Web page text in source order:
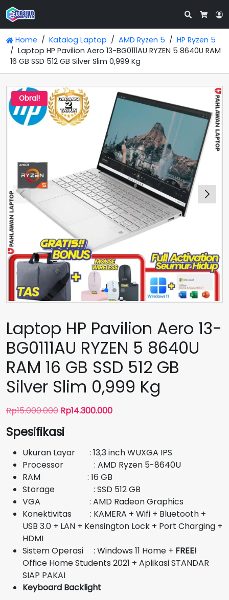
Search
Home Katalog Laptop AMD Ryzen 5
HP Ryzen 5
Laptop HP Pavilion Aero 13-BG0111AU RYZEN 5 8640U RAM
16 GB SSD 512 GB Silver Slim 0,999 Kg
Obral!
Laptop HP Pavilion Aero 13-
BG0111AU RYZEN 5 8640U
RAM 16 GB SSD 512 GB
Silver Slim 0,999 Kg
Rp15.000.000 Harga
adalah:
Rp15.000.000.
Rp14.300.000Harga
adalah:
Rp14.300.000.
Spesifikasi
Ukuran Layar : 13,3 inch WUXGA IPS
Processor : AMD Ryzen 5-8640U
RAM : 16 GB
Storage : SSD 512 GB
VGA : AMD Radeon Graphics
Konektivitas : KAMERA + Wifi + Bluetooth +
USB 3.0 + LAN + Kensington Lock + Port Charging +
HDMI
Sistem Operasi : Windows 11 Home + FREE!
Office Home Students 2021 + Aplikasi STANDAR
SIAP PAKAI
Keyboard Backlight